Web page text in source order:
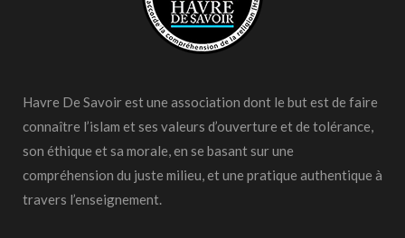
Havre De Savoir est une association dont le but est de faire
connaître l’islam et ses valeurs d’ouverture et de tolérance,
son éthique et sa morale, en se basant sur une
compréhension du juste milieu, et une pratique authentique à
travers l’enseignement.